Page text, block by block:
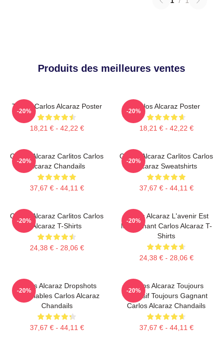
Produits des meilleures ventes
Tennis Carlos Alcaraz Poster
18,21 € - 42,22 €
-20%
Carlos Alcaraz Poster
18,21 € - 42,22 €
-20%
Carlos Alcaraz Carlitos Carlos
Alcaraz Chandails
37,67 € - 44,11 €
-20%
Carlos Alcaraz Carlitos Carlos
Alcaraz Sweatshirts
37,67 € - 44,11 €
-20%
Carlos Alcaraz Carlitos Carlos
Alcaraz T-Shirts
24,38 € - 28,06 €
-20%
Carlos Alcaraz L'avenir Est
Maintenant Carlos Alcaraz T-
Shirts
24,38 € - 28,06 €
-20%
Carlos Alcaraz Dropshots
Inoubliables Carlos Alcaraz
Chandails
37,67 € - 44,11 €
-20%
Carlos Alcaraz Toujours
Explosif Toujours Gagnant
Carlos Alcaraz Chandails
37,67 € - 44,11 €
-20%